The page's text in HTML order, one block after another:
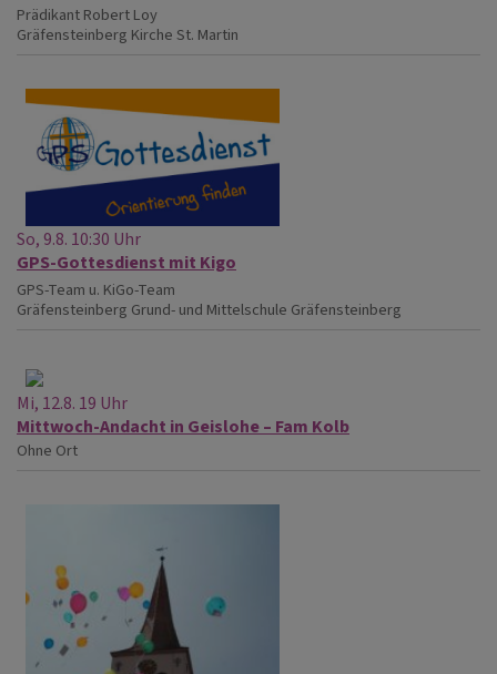
Prädikant Robert Loy
Gräfensteinberg Kirche St. Martin
So, 9.8. 10:30 Uhr
GPS-Gottesdienst mit Kigo
GPS-Team u. KiGo-Team
Gräfensteinberg Grund- und Mittelschule Gräfensteinberg
Mi, 12.8. 19 Uhr
Mittwoch-Andacht in Geislohe – Fam Kolb
Ohne Ort